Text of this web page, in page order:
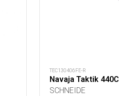
TEC130406FE-R
Navaja Taktik 440C
SCHNEIDE